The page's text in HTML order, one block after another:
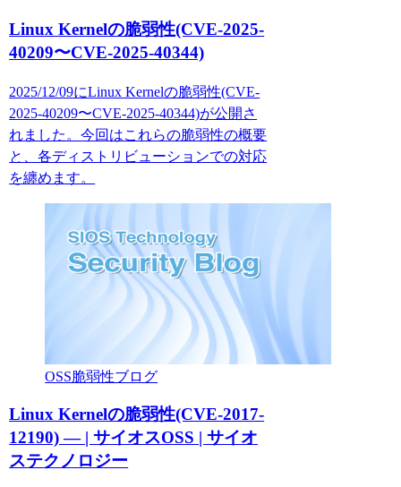
Linux Kernelの脆弱性(CVE-2025-
40209〜CVE-2025-40344)
2025/12/09にLinux Kernelの脆弱性(CVE-
2025-40209〜CVE-2025-40344)が公開さ
れました。今回はこれらの脆弱性の概要
と、各ディストリビューションでの対応
を纏めます。
OSS脆弱性ブログ
Linux Kernelの脆弱性(CVE-2017-
12190) — | サイオスOSS | サイオ
ステクノロジー